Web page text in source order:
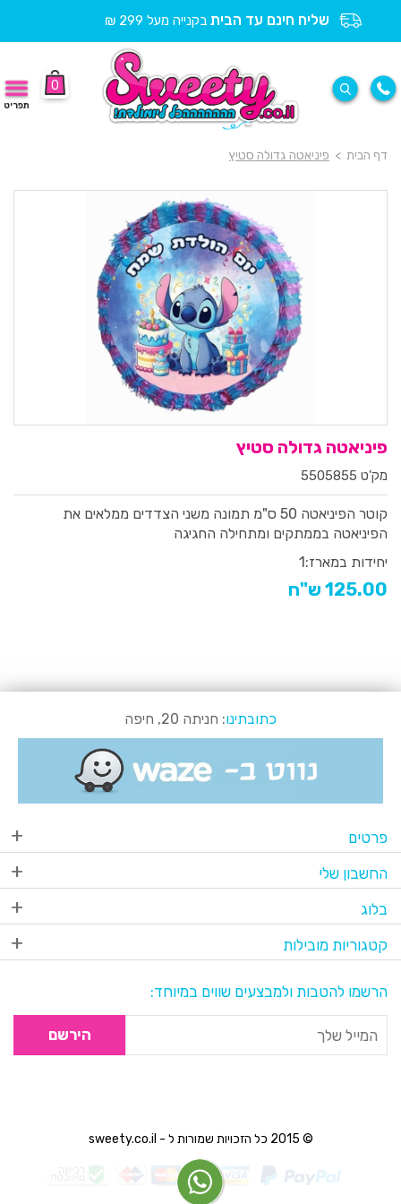
שליח חינם עד הבית בקנייה מעל 299 ₪
0
תפריט
דף הבית > פיניאטה גדולה סטיץ
פיניאטה גדולה סטיץ
מק'ט 5505855
קוטר הפיניאטה 50 ס"מ תמונה משני הצדדים ממלאים את
הפיניאטה בממתקים ומתחילה החגיגה
יחידות במארז:1
125.00 ש"ח
כתובתינו: חניתה 20, חיפה
פרטים
החשבון שלי
בלוג
קטגוריות מובילות
הרשמו להטבות ולמבצעים שווים במיוחד:
הירשם
© 2015 כל הזכויות שמורות ל - sweety.co.il